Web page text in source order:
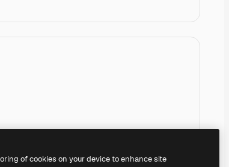
of cookies on your device to enhance site